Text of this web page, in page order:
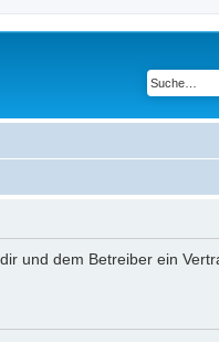
und dem Betreiber ein